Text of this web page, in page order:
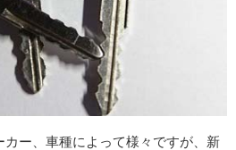
ー、車種によって様々ですが、新